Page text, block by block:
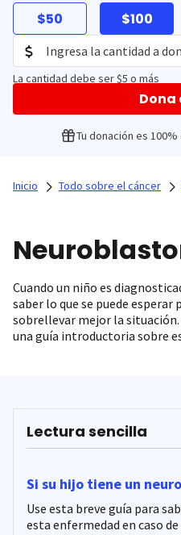
$50 $100
La cantidad debe ser $5 o más
Dona
Tu donación es
Inicio Todo sobre el cáncer
Cuando un niño es
saber lo que se puede esperar
sobrellevar mejor la
una guía introductoria sobre
Lectura sencilla
Si su hijo tiene un
Use esta breve guía para
esta enfermedad en caso